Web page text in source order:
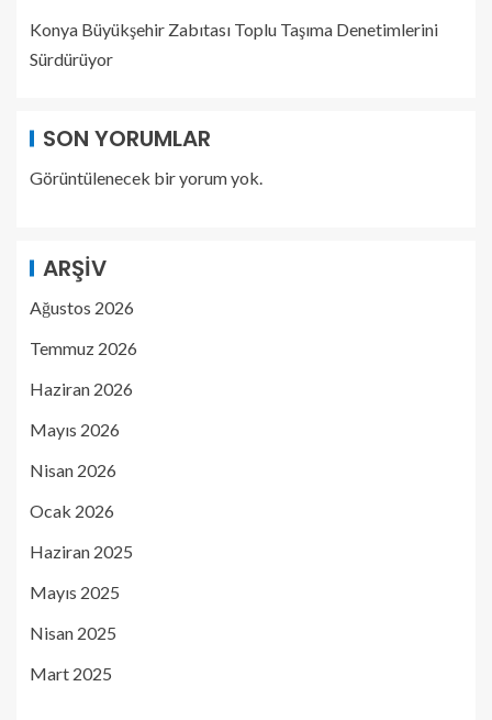
Konya Büyükşehir Zabıtası Toplu Taşıma Denetimlerini
Sürdürüyor
SON YORUMLAR
Görüntülenecek bir yorum yok.
ARŞIV
Ağustos 2026
Temmuz 2026
Haziran 2026
Mayıs 2026
Nisan 2026
Ocak 2026
Haziran 2025
Mayıs 2025
Nisan 2025
Mart 2025